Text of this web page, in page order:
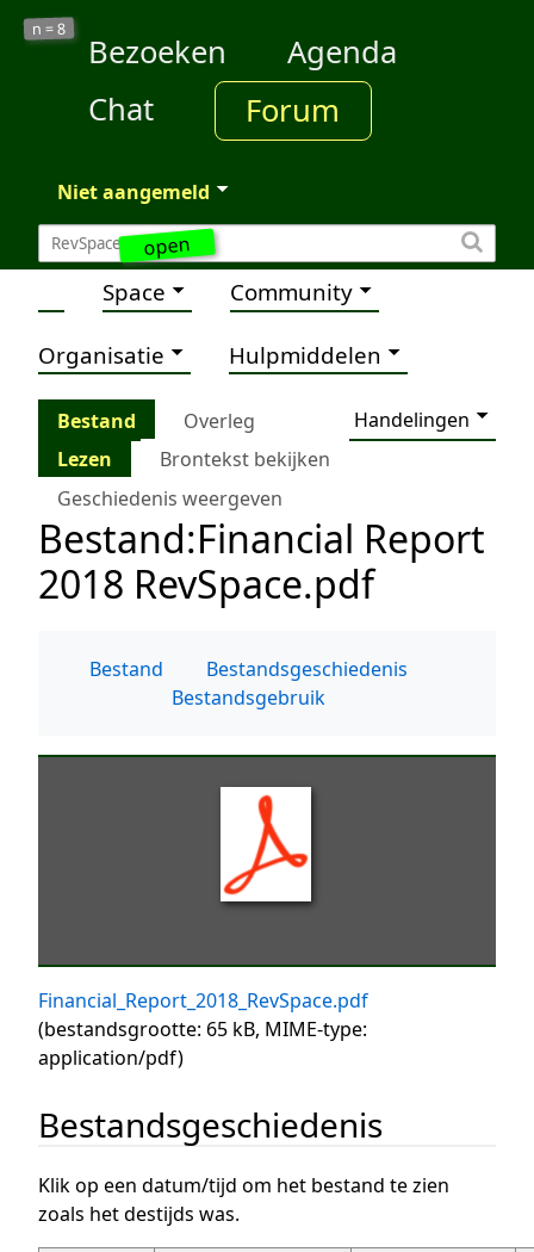
open
n =8
Bezoeken
Agenda
Chat
Forum
Niet aangemeld
Space Community
Organisatie Hulpmiddelen
Bestand Overleg
Handelingen
Lezen
Brontekst bekijken
Geschiedenis weergeven
Bestand:Financial Report
2018 RevSpace.pdf
Bestand
Bestandsgeschiedenis
Bestandsgebruik
Financial_Report_2018_RevSpace.pdf
(bestandsgrootte: 65 kB, MIME-type:
application/pdf)
Bestandsgeschiedenis
Klik op een datum/tijd om het bestand te zien
zoals het destijds was.